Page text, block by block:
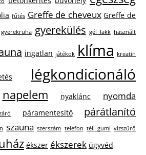
fűtés Greffe de cheveux Greffe de
gyerekruha gyerekülés gél lakk használt
ingatlan játékok klíma kreatin
légkondicionáló
napelem nyaklánc nyomda
páramentesítő párátlanító
szauna szerszám telefon téli gumi vízszűrő
ékszer ékszerek ügyvéd